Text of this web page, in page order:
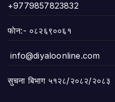
+9779857823832
फाेन:- ०८२६९००६१
info@diyaloonline.com
सुचना बिभाग ५१२८/२०८२/२०८३